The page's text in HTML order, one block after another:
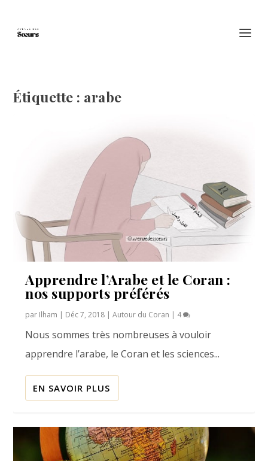
Étiquette : arabe
Apprendre l’Arabe et le Coran :
nos supports préférés
par Ilham | Déc 7, 2018 |Autour du Coran | 4
Nous sommes très nombreuses à vouloir
apprendre l’arabe, le Coran et les sciences...
EN SAVOIR PLUS